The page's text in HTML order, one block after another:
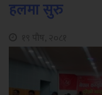
हलमा सुरु